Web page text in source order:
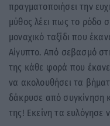
πραγματοποιήσει την
μύθος λέει πως το ρόδο
μοναχικό ταξίδι που
Αίγυπτο. Από σεβασμό
της κάθε φορά που έκανε
να ακολουθήσει τα
δάκρυσε από συγκίνηση
της! Εκείνη τα ευλόγησε